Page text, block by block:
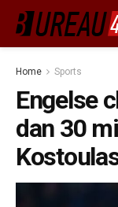
Home Sports
Engelse
dan 30